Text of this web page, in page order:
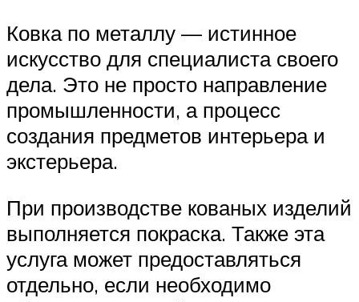
Ковка по металлу — истинное
искусство для специалиста своего
дела. Это не просто направление
промышленности, а процесс
создания предметов интерьера и
экстерьера.
При производстве кованых изделий
выполняется покраска. Также эта
услуга может предоставляться
отдельно, если необходимо